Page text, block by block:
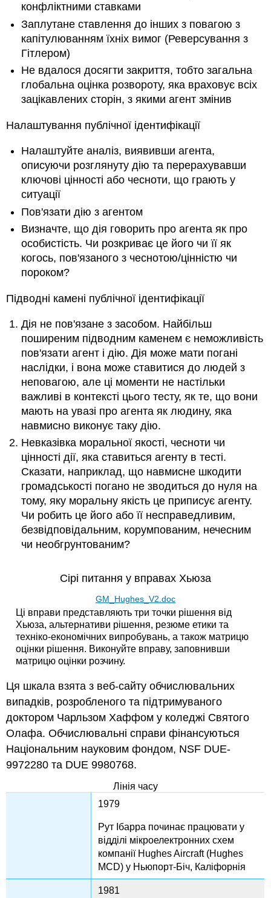
конфліктними ставками
Заплутане ставлення до інших з повагою з
капітулюванням їхніх вимог (Реверсування з
Гітлером)
Не вдалося досягти закриття, тобто загальна
глобальна оцінка розвороту, яка враховує всіх
зацікавлених сторін, з якими агент змінив
Налаштування публічної ідентифікації
Налаштуйте аналіз, виявивши агента,
описуючи розглянуту дію та перерахувавши
ключові цінності або чесноти, що грають у
ситуації
Пов'язати дію з агентом
Визначте, що дія говорить про агента як про
особистість. Чи розкриває це його чи її як
когось, пов'язаного з чеснотою/цінністю чи
пороком?
Підводні камені публічної ідентифікації
Дія не пов'язане з засобом. Найбільш
поширеним підводним каменем є неможливість
пов'язати агент і дію. Дія може мати погані
наслідки, і вона може ставитися до людей з
неповагою, але ці моменти не настільки
важливі в контексті цього тесту, як те, що вони
мають на увазі про агента як людину, яка
навмисно виконує таку дію.
Невказівка моральної якості, чесноти чи
цінності дії, яка ставиться агенту в тесті.
Сказати, наприклад, що навмисне шкодити
громадськості погано не зводиться до нуля на
тому, яку моральну якість це приписує агенту.
Чи робить це його або її несправедливим,
безвідповідальним, корумпованим, нечесним
чи необгрунтованим?
Сірі питання у вправах Хьюза
GM_Hughes_V2.doc
Ці вправи представляють три точки рішення від
Хьюза, альтернативи рішення, резюме етики та
техніко-економічних випробувань, а також матрицю
оцінки рішення. Виконуйте вправу, заповнивши
матрицю оцінки розчину.
Ця шкала взята з веб-сайту обчислювальних
випадків, розробленого та підтримуваного
доктором Чарльзом Хаффом у коледжі Святого
Олафа. Обчислювальні справи фінансуються
Національним науковим фондом, NSF DUE-
9972280 та DUE 9980768.
Лінія часу
1979
Рут Ібарра починає працювати у
відділі мікроелектронних схем
компанії Hughes Aircraft (Hughes
MCD) у Ньюпорт-Біч, Каліфорнія
1981